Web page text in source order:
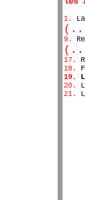
1.
9.
17.
18.
19.
20.
21.